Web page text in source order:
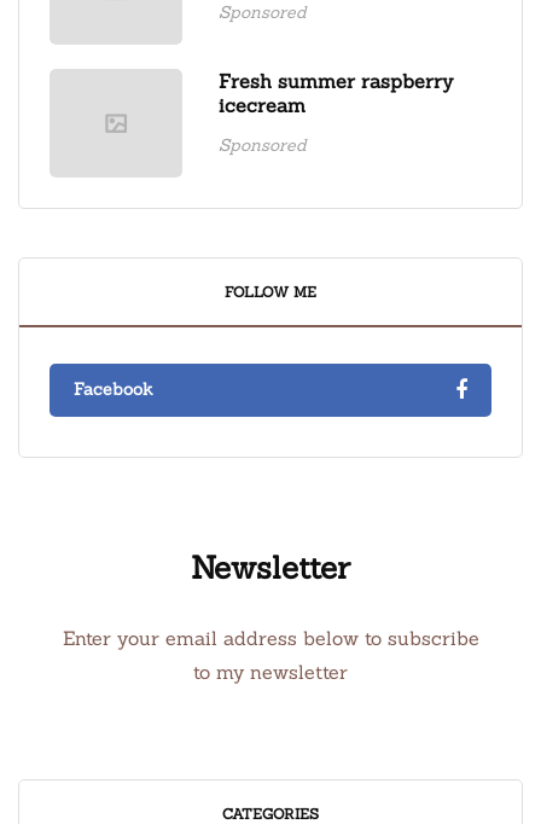
Sponsored
Fresh summer raspberry
icecream
Sponsored
FOLLOW ME
Facebook
Newsletter
Enter your email address below to subscribe
to my newsletter
CATEGORIES